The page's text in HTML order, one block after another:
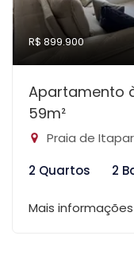
R$ 899.900
Apartamento
59m²
Praia de
2 Quartos
2
Mais informações